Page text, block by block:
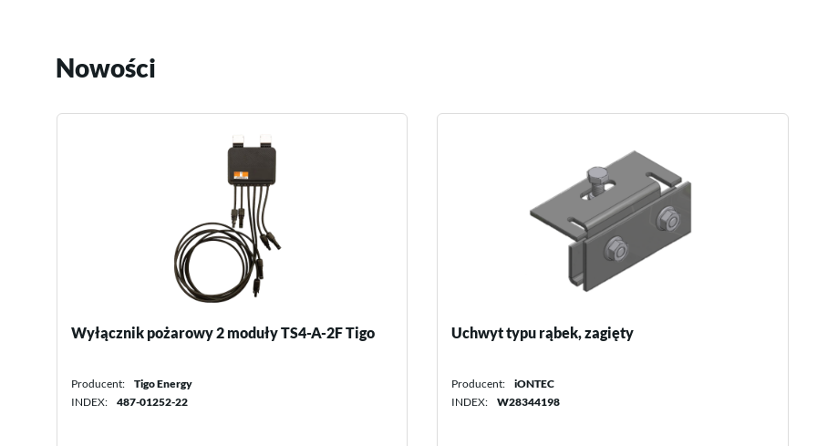
Nowości
Uchwyt typu rąbek, zagięty
Producent:
iONTEC
INDEX:
W28344198
Magazyn energii CBS8000-80kWh Sofar
Producent:
Sofar
INDEX:
CBS8000-80kWh